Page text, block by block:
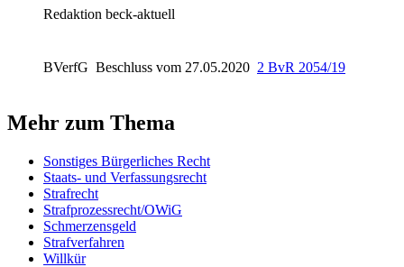
Redaktion beck-aktuell
BVerfG Beschluss vom 27.05.2020 2 BvR 2054/19
Mehr zum Thema
Sonstiges Bürgerliches Recht
Staats- und Verfassungsrecht
Strafrecht
Strafprozessrecht/OWiG
Schmerzensgeld
Strafverfahren
Willkür